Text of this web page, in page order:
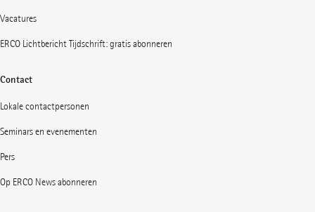
Vacatures
ERCO Lichtbericht Tijdschrift: gratis abonneren
Contact
Lokale contactpersonen
Seminars en evenementen
Pers
Op ERCO News abonneren